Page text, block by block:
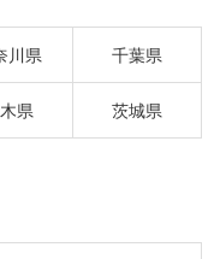
川県 千葉県
県 茨城県